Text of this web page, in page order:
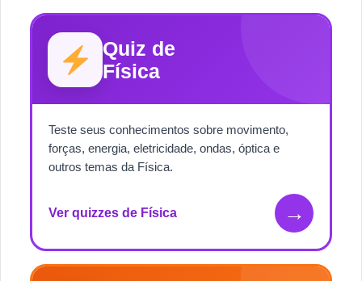
Quiz de
Física
Teste seus conhecimentos sobre movimento,
forças, energia, eletricidade, ondas, óptica e
outros temas da Física.
Ver quizzes de Física →